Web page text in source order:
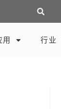
用 行业